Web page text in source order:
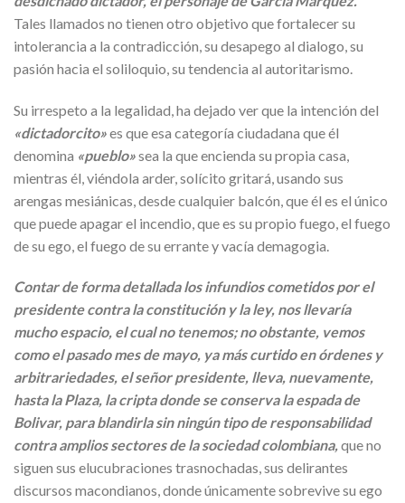
Tales llamados no tienen otro objetivo que fortalecer su
intolerancia a la contradicción, su desapego al dialogo, su
pasión hacia el soliloquio, su tendencia al autoritarismo.
Su irrespeto a la legalidad, ha dejado ver que la intención del
«dictadorcito»es que esa categoría ciudadana que él
denomina «pueblo»sea la que encienda su propia casa,
mientras él, viéndola arder, solícito gritará, usando sus
arengas mesiánicas, desde cualquier balcón, que él es el único
que puede apagar el incendio, que es su propio fuego, el fuego
de su ego, el fuego de su errante y vacía demagogia.
Contar de forma detallada los infundios cometidos por el
presidente contra la constitución y la ley, nos llevaría
mucho espacio, el cual no tenemos; no obstante, vemos
como el pasado mes de mayo, ya más curtido en órdenes y
arbitrariedades, el señor presidente, lleva, nuevamente,
hasta la Plaza, la cripta donde se conserva la espada de
Bolivar, para blandirla sin ningún tipo de responsabilidad
contra amplios sectores de la sociedad colombiana,que no
siguen sus elucubraciones trasnochadas, sus delirantes
discursos macondianos, donde únicamente sobrevive su ego